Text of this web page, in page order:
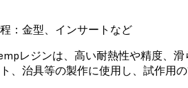
：金型、インサートなど
レジンは、高い耐熱性や精度、
、治具等の製作に使用し、試作用